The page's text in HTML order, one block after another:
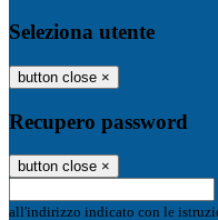
Seleziona utente
button close ×
Recupero password
button close ×
all'indirizzo indicato con le